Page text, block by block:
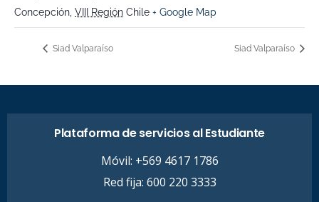
Concepción VIII Región Chile + Google Map
Siad Valparaíso Siad Valparaíso